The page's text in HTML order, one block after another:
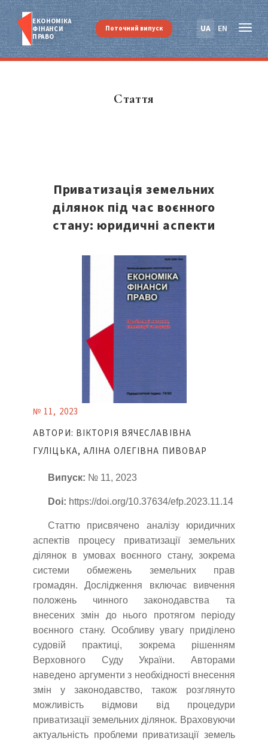
ЕКОНОМІКА
ФІНАНСИ
ПРАВО
UA EN
Поточний випуск
Стаття
Приватизація земельних
ділянок під час воєнного
стану: юридичні аспекти
№ 11, 2023
АВТОРИ: ВІКТОРІЯ ВЯЧЕСЛАВІВНА
ГУЛІЦЬКА, АЛІНА ОЛЕГІВНА ПИВОВАР
Випуск: № 11, 2023
Doi: https://doi.org/10.37634/efp.2023.11.14
Статтю присвячено аналізу юридичних
аспектів процесу приватизації земельних
ділянок в умовах воєнного стану, зокрема
системи обмежень земельних прав
громадян. Дослідження включає вивчення
положень чинного законодавства та
внесених змін до нього протягом періоду
воєнного стану. Особливу увагу приділено
судовій практиці, зокрема рішенням
Верховного Суду України. Авторами
наведено аргументи з необхідності внесення
змін у законодавство, також розглянуто
можливість відмови від процедури
приватизації земельних ділянок. Враховуючи
актуальність проблеми приватизації земель